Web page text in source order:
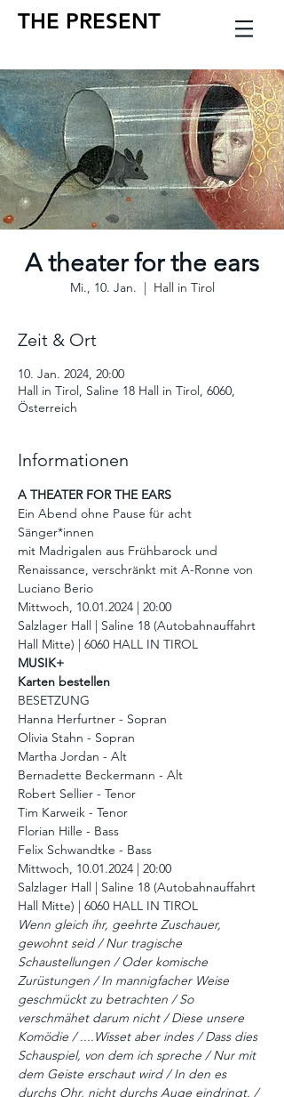
THE PRESENT
A theater for the ears
Mi., 10. Jan.
  |
Hall in Tirol
Zeit & Ort
10. Jan. 2024, 20:00
Hall in Tirol, Saline 18 Hall in Tirol, 6060,
Österreich
Informationen
A THEATER FOR THE EARS
Ein Abend ohne Pause für acht
Sänger*innen
mit Madrigalen aus Frühbarock und
Renaissance, verschränkt mit A-Ronne von
Luciano Berio
Mittwoch, 10.01.2024 | 20:00
Salzlager Hall | Saline 18 (Autobahnauffahrt
Hall Mitte) | 6060 HALL IN TIROL
MUSIK+
Karten bestellen
BESETZUNG
Hanna Herfurtner - Sopran
Olivia Stahn - Sopran
Martha Jordan - Alt
Bernadette Beckermann - Alt
Robert Sellier - Tenor
Tim Karweik - Tenor
Florian Hille - Bass
Felix Schwandtke - Bass
Mittwoch, 10.01.2024 | 20:00
Salzlager Hall | Saline 18 (Autobahnauffahrt
Hall Mitte) | 6060 HALL IN TIROL
Wenn gleich ihr, geehrte Zuschauer,
gewohnt seid / Nur tragische
Schaustellungen / Oder komische
Zurüstungen / In mannigfacher Weise
geschmückt zu betrachten / So
verschmähet darum nicht / Diese unsere
Komödie / ....Wisset aber indes / Dass dies
Schauspiel, von dem ich spreche / Nur mit
dem Geiste erschaut wird / In den es
durchs Ohr, nicht durchs Auge eindringt. /